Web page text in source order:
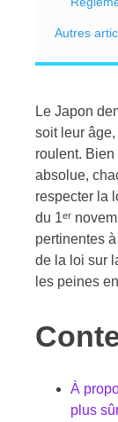
Autres
Le Japon
soit leur
roulent. Bien
absolue,
respecter la
du 1ᵉʳ
pertinentes
de la loi sur
les peines
À
plus